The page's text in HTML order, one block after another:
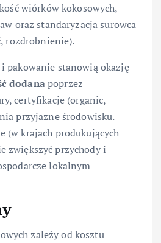
wiórków kokosowych,
oraz standaryzacja surowca
rozdrobnienie).
pakowanie stanowią okazję
dodanapoprzez
certyfikacje (organic,
przyjazne środowisku.
(w krajach produkujących
zwiększyć przychody i
lokalnym
zależy od kosztu